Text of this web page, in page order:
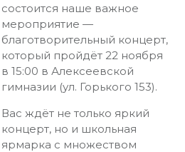
состоится наше важное
мероприятие —
благотворительный концерт,
который пройдёт 22 ноября
в 15:00 в Алексеевской
гимназии (ул. Горького 153).
Вас ждёт не только яркий
концерт, но и школьная
ярмарка с множеством